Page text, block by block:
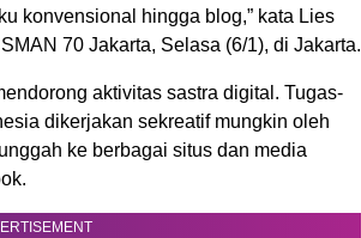
konvensional hingga blog,” kata Lies
70 Jakarta, Selasa (6/1), di Jakarta.
aktivitas sastra digital. Tugas-
dikerjakan sekreatif mungkin oleh
ke berbagai situs dan media